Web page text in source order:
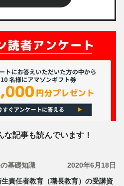
記事も読んでいます！
基礎知識 2020年6月18日
責任者教育（職長教育）の受講資